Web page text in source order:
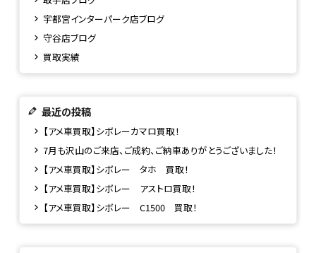
宇都宮インターパーク店ブログ
守谷店ブログ
買取実績
最近の投稿
【アメ車買取】シボレーカマロ買取！
7月も沢山のご来店、ご成約、ご納車ありがとうございました！
【アメ車買取】シボレー タホ 買取！
【アメ車買取】シボレー アストロ買取！
【アメ車買取】シボレー C1500 買取！